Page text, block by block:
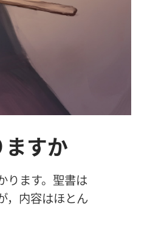
すか
ります。 聖書は
内容はほとん